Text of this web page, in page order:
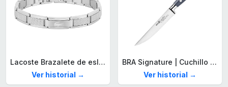
Lacoste Brazalete de eslabón para Hombre Colección STENCIL de Acero inoxidable
Ver historial →
BRA Signature | Cuchillo tomatero 120 mm, Acero Inoxidable alemán forjado con Molibdeno Vanadio, Mango Remachado ABS, Diseño Ergonómico, Hoja 1,6 mm espesor
Ver historial →